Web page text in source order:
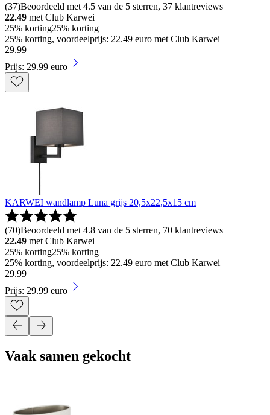
(37)Beoordeeld met 4.5 van de 5 sterren, 37 klantreviews
22.49 met Club Karwei
25% korting25% korting
25% korting, voordeelprijs: 22.49 euro met Club Karwei
29.99
Prijs: 29.99 euro
KARWEI wandlamp Luna grijs 20,5x22,5x15 cm
(70)Beoordeeld met 4.8 van de 5 sterren, 70 klantreviews
22.49 met Club Karwei
25% korting25% korting
25% korting, voordeelprijs: 22.49 euro met Club Karwei
29.99
Prijs: 29.99 euro
Vaak samen gekocht